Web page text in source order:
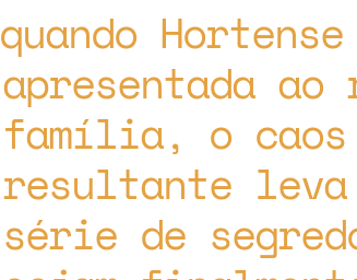
quando
apresentada ao
família, o
resultante leva
série de